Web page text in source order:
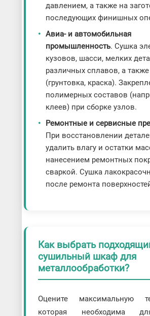
давлением, а также на
последующих финишных
Авиа- и автомобильная
промышленность. Сушка
кузовов, шасси, мелких
различных сплавов, а
(грунтовка, краска).
полимерных составов
клеев) при сборке узлов.
Ремонтные и сервисные
При восстановлении
удалить влагу и остатки
нанесением ремонтных
сваркой. Сушка
после ремонта
Как выбрать
сушильный шкаф для
металлообработки?
Оцените максимальную
которая необходима